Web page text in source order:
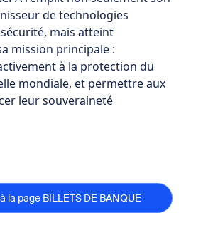
de technologies
mais atteint
mission principale :
à la protection du
mondiale, et permettre aux
leur souveraineté
la page BILLETS DE BANQUE